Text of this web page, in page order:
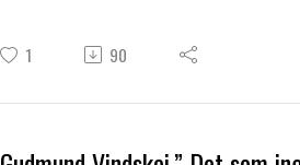
1 90